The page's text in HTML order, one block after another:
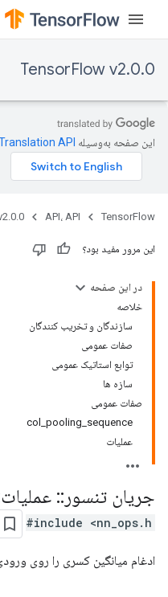
TensorFlow v2.0.0
این صفحه به‌وسیله
TensorFlow API، API
این مرور مفید بود؟
در این صفحه
خلاصه
سازندگان و تخریب کنندگان
صفات عمومی
توابع استاتیک عمومی
سازه ها
صفات عمومی
col_pooling_sequence
عملیات
جریان تنسور :: عملیات
#include <nn_ops.h>
ادغام میانگین کسری را روی